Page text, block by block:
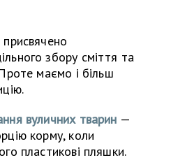
збору сміття та
маємо і більш
вуличних тварин —
корму, коли
пластикові пляшки.